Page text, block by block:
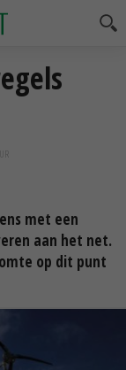
met een
aan het net.
op dit punt